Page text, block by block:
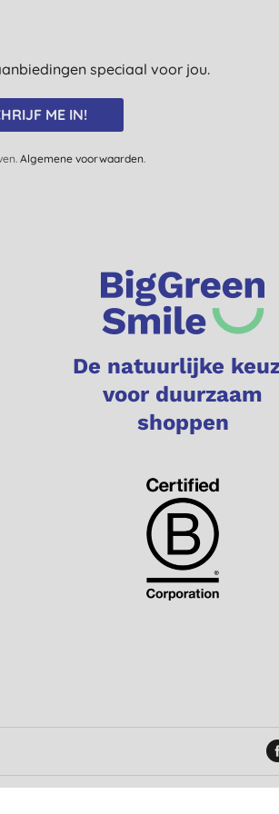
speciaal voor jou.
ME IN!
Algemene voorwaarden.
De natuurlijke
voor duurzaam
shoppen